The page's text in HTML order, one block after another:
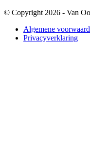
© Copyright 2026 - Van
Algemene
Privacyverklaring